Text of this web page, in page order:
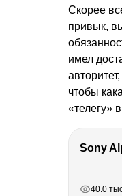
Скорее
привык,
имел
чтобы
«телегу»
40.0